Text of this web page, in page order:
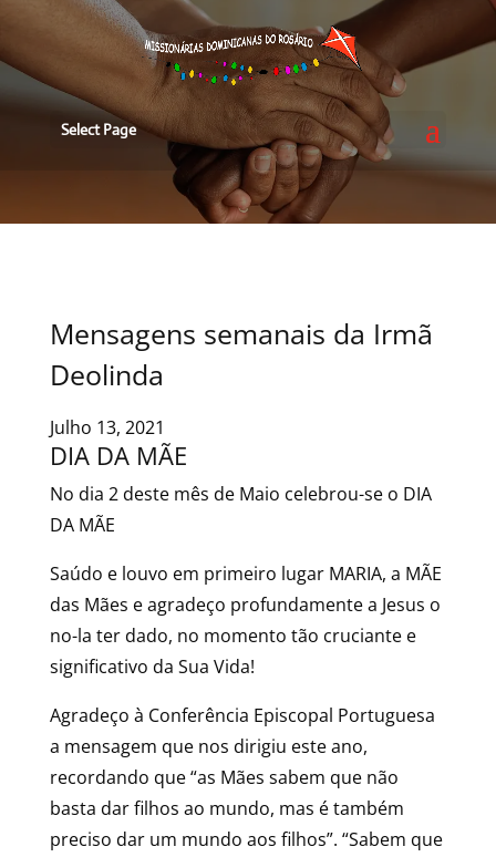
Select Page
Mensagens semanais da Irmã
Deolinda
Julho 13, 2021
DIA DA MÃE
No dia 2 deste mês de Maio celebrou-se o DIA
DA MÃE
Saúdo e louvo em primeiro lugar MARIA, a MÃE
das Mães e agradeço profundamente a Jesus o
no-la ter dado, no momento tão cruciante e
significativo da Sua Vida!
Agradeço à Conferência Episcopal Portuguesa
a mensagem que nos dirigiu este ano,
recordando que “as Mães sabem que não
basta dar filhos ao mundo, mas é também
preciso dar um mundo aos filhos”. “Sabem que